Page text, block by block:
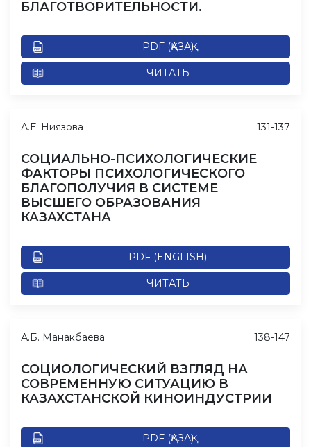
БЛАГОТВОРИТЕЛЬНОСТИ.
PDF (ҚАЗАҚ)
ЧИТАТЬ
А.Е. Ниязова
СОЦИАЛЬНО-ПСИХОЛОГИЧЕСКИЕ
ФАКТОРЫ ПСИХОЛОГИЧЕСКОГО
БЛАГОПОЛУЧИЯ В СИСТЕМЕ
ВЫСШЕГО ОБРАЗОВАНИЯ
КАЗАХСТАНА
PDF (ENGLISH)
ЧИТАТЬ
131-137
А.Б. Манакбаева
СОЦИОЛОГИЧЕСКИЙ ВЗГЛЯД НА
СОВРЕМЕННУЮ СИТУАЦИЮ В
КАЗАХСТАНСКОЙ КИНОИНДУСТРИИ
PDF (ҚАЗАҚ)
138-147